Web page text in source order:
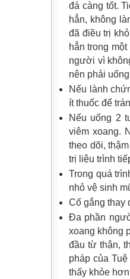
đá càng tốt.
hẳn, không
đã điều trị
hẳn trong
người vì
nên phải
Nếu lành
ít thuốc để
Nếu uống 2
viêm xoang.
theo dõi,
trị liệu trình
Trong quá
nhỏ vệ sinh
Cố gắng thay
Đa phần
xoang không
đầu từ thận,
pháp của
thấy khỏe